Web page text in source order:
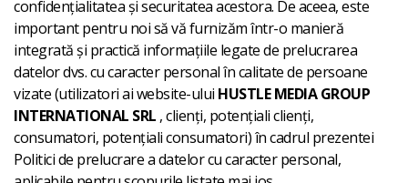
confidențialitatea și securitatea acestora. De aceea, este
important pentru noi să vă furnizăm într-o manieră
integrată și practică informațiile legate de prelucrarea
datelor dvs. cu caracter personal în calitate de persoane
vizate (utilizatori ai website-ului HUSTLE MEDIA GROUP
INTERNATIONAL SRL , clienți, potențiali clienți,
consumatori, potențiali consumatori) în cadrul prezentei
Politici de prelucrare a datelor cu caracter personal,